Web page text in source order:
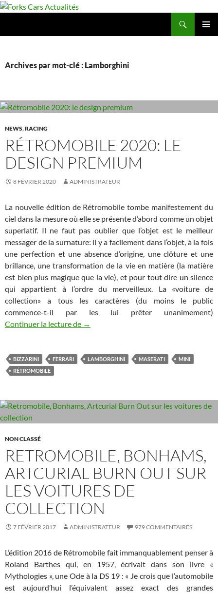
Aller
Archives par mot-clé : Lamborghini
NEWS,RACING
RÉTROMOBILE 2020: LE
DESIGN PREMIUM
8 FÉVRIER 2020 ADMINISTRATEUR
La nouvelle édition de Rétromobile tombe manifestement du
ciel dans la mesure où elle se présente d’abord comme un objet
superlatif. Il ne faut pas oublier que l’objet est le meilleur
messager de la surnature: il y a facilement dans l’objet, à la fois
une perfection et une absence d’origine, une clôture et une
brillance, une transformation de la vie en matière (la matière
est bien plus magique que la vie), et pour tout dire un silence
qui appartient à l’ordre du merveilleux. La «voiture de
collection» a tous les caractères (du moins le public
commence-t-il par les lui prêter unanimement)
Continuer la lecture de Rétromobile 2020: le design premium
→
BIZZARINI FERRARI LAMBORGHINI MASERATI
MINI
RÉTROMOBILE
NON CLASSÉ
RETROMOBILE, BONHAMS,
ARTCURIAL BURN OUT SUR
LES VOITURES DE
COLLECTION
7 FÉVRIER 2017 ADMINISTRATEUR 979 COMMENTAIRES
L’édition 2016 de Rétromobile fait immanquablement penser à
Roland Barthes qui, en 1957, écrivait dans son livre «
Mythologies », une Ode à la DS 19 : « Je crois que l’automobile
est aujourd’hui l’équivalent assez exact des grandes